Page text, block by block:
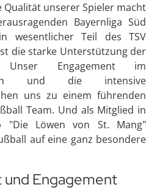
Qualität unserer Spieler macht
Bayernliga Süd
wesentlicher Teil des TSV
die starke Unterstützung der
Engagement im
und die intensive
uns zu einem führenden
Team. Und als Mitglied in
"Die Löwen von St. Mang"
auf eine ganz besondere
Engagement